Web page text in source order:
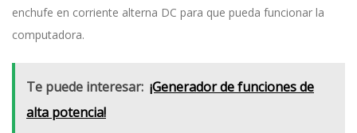
enchufe en corriente alterna DC para que pueda funcionar la
computadora.
Te puede interesar: ¡Generador de funciones de
alta potencia!